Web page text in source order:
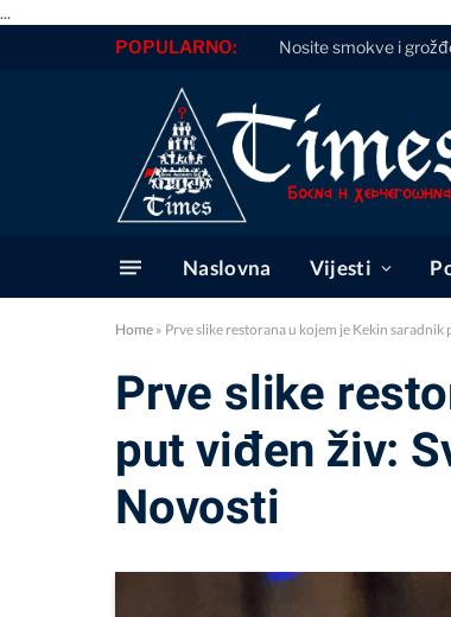
...
POPULARNO: Nosite smokve i
Naslovna Vijesti
Home » Prve slike restorana u kojem je Kekin
Prve slike
put viđen živ:
Novosti